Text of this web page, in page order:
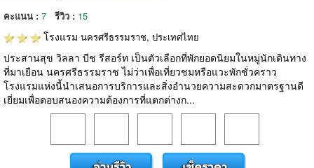
คะแนน : 7 รีวิว : 15
โรงแรม นครศรีธรรมราช, ประเทศไทย
ประสานสุข วิลลา บีช รีสอร์ท เป็นตัวเลือกที่พักยอดนิยมในหมู่นักเดินทาง
ที่มาเยือน นครศรีธรรมราช ไม่ว่าเพื่อเที่ยวชมหรือแวะพักชั่วคราว
โรงแรมแห่งนี้นำเสนอการบริการและสิ่งอำนวยความสะดวกมาตรฐานดี
เยี่ยมเพื่อตอบสนองความต้องการที่แตกต่างก...